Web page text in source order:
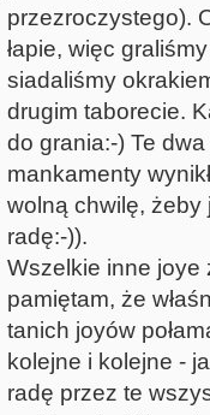
przezroczystego).
łapie, więc
siadaliśmy
drugim taborecie.
do grania:-) Te
mankamenty
wolną chwilę, żeby
radę:-)).
Wszelkie inne joye
pamiętam, że
tanich joyów
kolejne i kolejne -
radę przez te